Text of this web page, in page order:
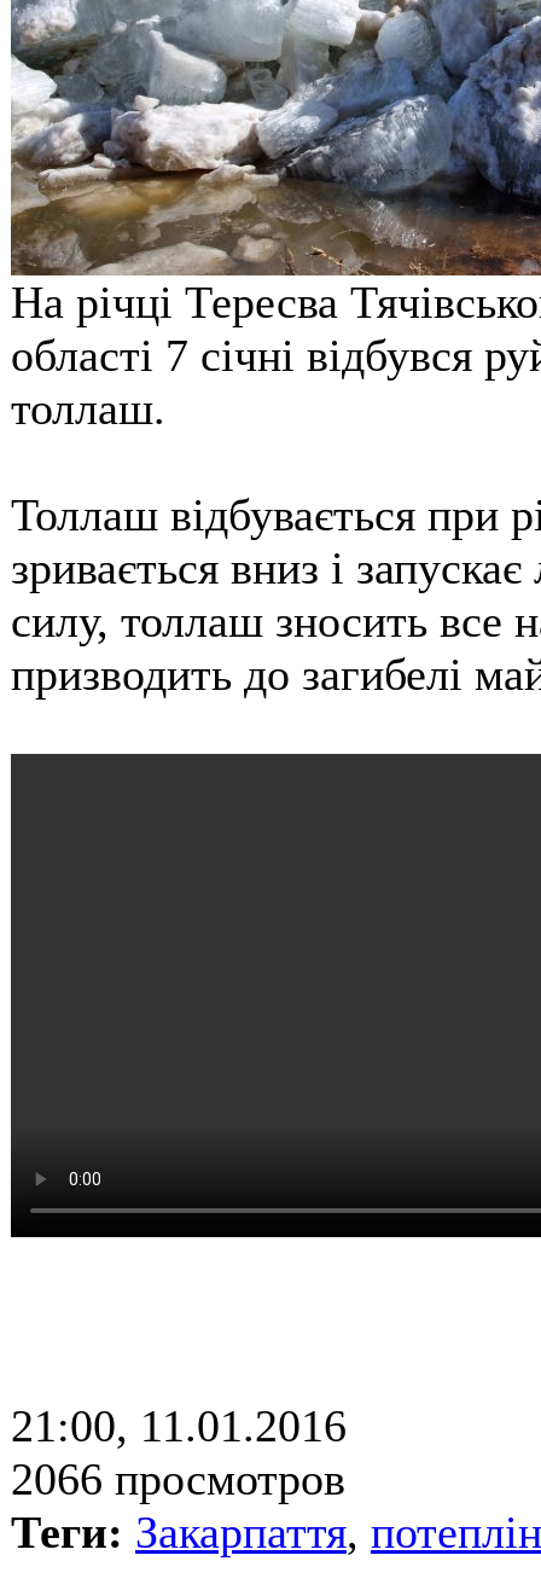
На річці Тересва
області 7 січні відбувся
толлаш.
Толлаш відбувається при
зривається вниз і
силу, толлаш зносить все
призводить до загибелі
21:00, 11.01.2016
2066 просмотров
Теги: Закарпаття,